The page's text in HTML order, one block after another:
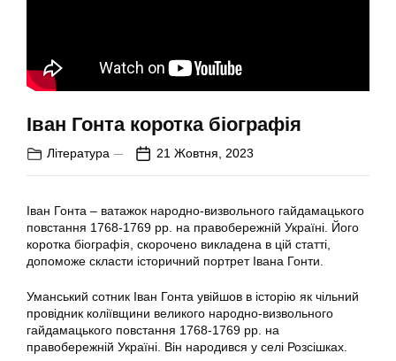
Іван Гонта коротка біографія
Література 21 Жовтня, 2023
Іван Гонта – ватажок народно-визвольного гайдамацького
повстання 1768-1769 рр. на правобережній Україні. Його
коротка біографія, скорочено викладена в цій статті,
допоможе скласти історичний портрет Івана Гонти.
Уманський сотник Іван Гонта увійшов в історію як чільний
провідник коліївщини великого народно-визвольного
гайдамацького повстання 1768-1769 рр. на
правобережній Україні. Він народився у селі Розсішках.